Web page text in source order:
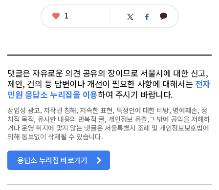
좋1 트 페 카
댓글은 자유로운 의견 공유의 장이므로 서울시에 대한 신고,
제안, 건의 등 답변이나 개선이 필요한 사항에 대해서는 전자
민원 응답소 누리집을 이용하여 주시기 바랍니다.
상업성 광고, 저작권 침해, 저속한 표현, 특정인에 대한 비방, 명예훼손, 정
치적 목적, 유사한 내용의 반복적 글, 개인정보 유출,그 밖에 공익을 저해하
거나 운영 취지에 맞지 않는 댓글은 서울특별시 조례 및 개인정보보호법에
의해 통보없이 삭제될 수 있습니다.
응답소 누리집 바로가기